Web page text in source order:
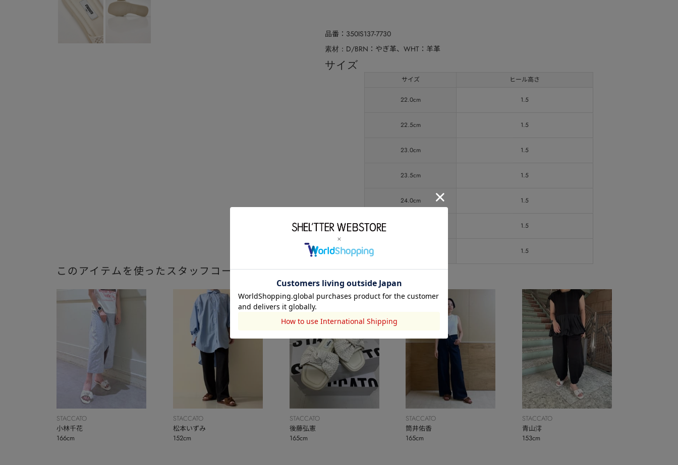
品番 350IS137-7730
素材 D/BRN：やぎ革、WHT：羊革
サイズ
サイズ ヒール高さ
22.0cm 1.5
22.5cm 1.5
23.0cm 1.5
23.5cm 1.5
24.0cm 1.5
1.5
1.5
このアイテムを使ったスタッフコーディネート
STACCATO
小林千花
166cm
STACCATO
松本いずみ
152cm
STACCATO
後藤弘憲
165cm
STACCATO
筒井佑香
165cm
STACCATO
青山澪
153cm